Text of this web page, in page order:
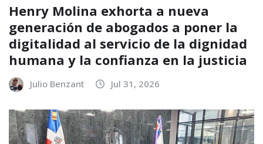
Henry Molina exhorta a nueva
generación de abogados a poner la
digitalidad al servicio de la dignidad
humana y la confianza en la justicia
Julio Benzant Jul 31, 2026